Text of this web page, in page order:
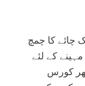
ایک چائے کا چمچ
پاؤڈر لے لو اور سنتری رس کے ساتھ ملائیں. 3 مہینے کے لئے
رکھو، پھر کورس